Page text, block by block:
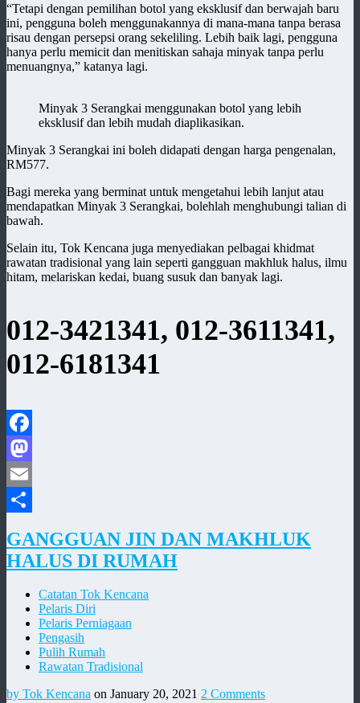
“Tetapi dengan pemilihan botol yang eksklusif dan berwajah baru
ini, pengguna boleh menggunakannya di mana-mana tanpa berasa
risau dengan persepsi orang sekeliling. Lebih baik lagi, pengguna
hanya perlu memicit dan menitiskan sahaja minyak tanpa perlu
menuangnya,” katanya lagi.
Minyak 3 Serangkai menggunakan botol yang lebih
eksklusif dan lebih mudah diaplikasikan.
Minyak 3 Serangkai ini boleh didapati dengan harga pengenalan,
RM577.
Bagi mereka yang berminat untuk mengetahui lebih lanjut atau
mendapatkan Minyak 3 Serangkai, bolehlah menghubungi talian di
bawah.
Selain itu, Tok Kencana juga menyediakan pelbagai khidmat
rawatan tradisional yang lain seperti gangguan makhluk halus, ilmu
hitam, melariskan kedai, buang susuk dan banyak lagi.
012-3421341, 012-3611341,
012-6181341
Facebook
Mastodon
Email
GANGGUAN JIN DAN MAKHLUK
HALUS DI RUMAH
Catatan Tok Kencana
Pelaris Diri
Pelaris Perniagaan
Pengasih
Pulih Rumah
Rawatan Tradisional
by Tok Kencana on January 20, 2021 2 Comments